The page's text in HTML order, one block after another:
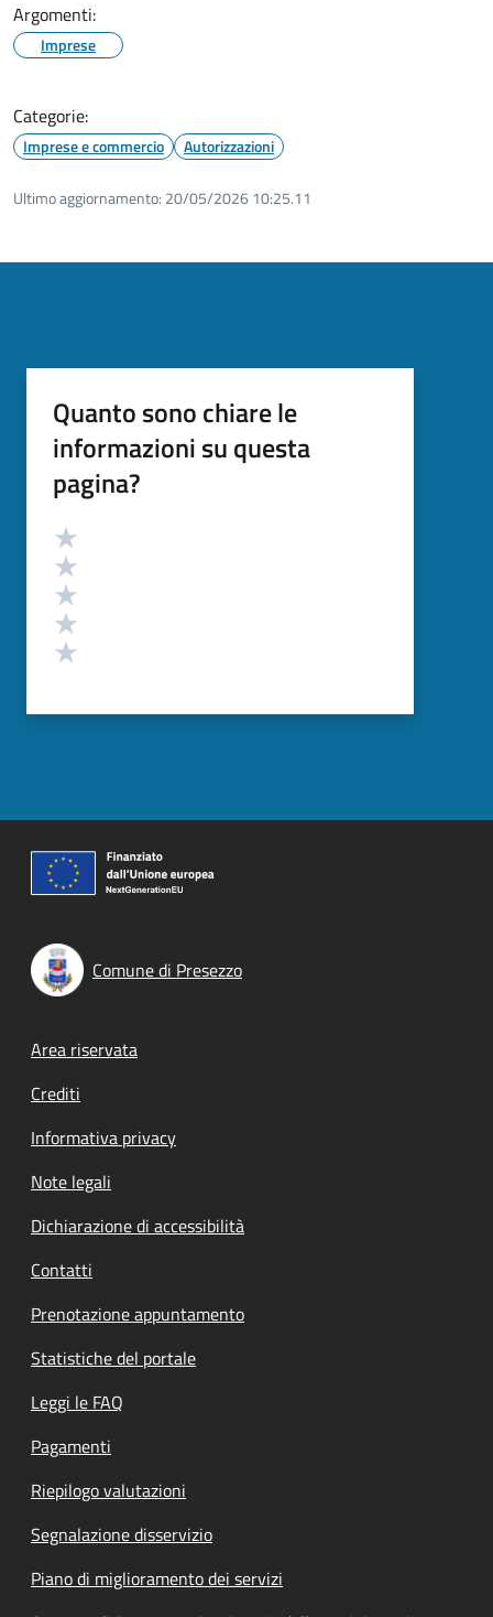
Argomenti:
Imprese
Categorie:
Imprese e commercio Autorizzazioni
Ultimo aggiornamento: 20/05/2026 10:25.11
Quanto sono chiare le
informazioni su questa
pagina?
Valutazione
Comune di Presezzo
Footer menu
Area riservata
Crediti
Informativa privacy
Note legali
Dichiarazione di accessibilità
Contatti
Prenotazione appuntamento
Statistiche del portale
Leggi le FAQ
Pagamenti
Riepilogo valutazioni
Segnalazione disservizio
Piano di miglioramento dei servizi